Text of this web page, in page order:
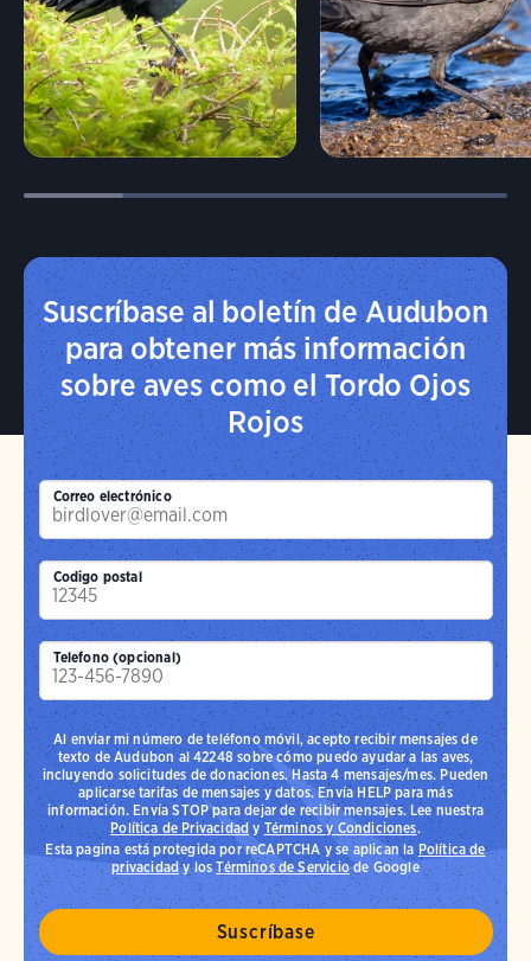
Suscríbase al boletín de Audubon
para obtener más información
sobre aves como el Tordo Ojos
Rojos
Correo electrónico
Codigo postal
Telefono (opcional)
Al enviar mi número de teléfono móvil, acepto recibir mensajes de
texto de Audubon al 42248 sobre cómo puedo ayudar a las aves,
incluyendo solicitudes de donaciones. Hasta 4 mensajes/mes. Pueden
aplicarse tarifas de mensajes y datos. Envía HELP para más
información. Envía STOP para dejar de recibir mensajes. Lee nuestra
Política de Privacidad y Términos y Condiciones.
Esta pagina está protegida por reCAPTCHA y se aplican laPolítica de
privacidady losTérminos de Serviciode Google